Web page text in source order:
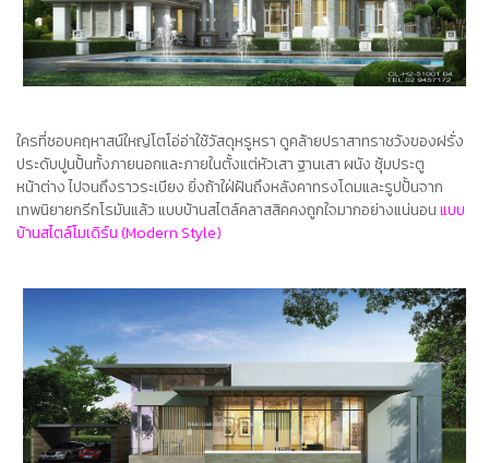
ใครที่ชอบคฤหาสน์ใหญ่โตโอ่อ่าใช้วัสดุหรูหรา ดูคล้ายปราสาทราชวังของฝรั่ง
ประดับปูนปั้นทั้งภายนอกและภายในตั้งแต่หัวเสา ฐานเสา ผนัง ซุ้มประตู
หน้าต่าง ไปจนถึงราวระเบียง ยิ่งถ้าใฝ่ฝันถึงหลังคาทรงโดมและรูปปั้นจาก
เทพนิยายกรีกโรมันแล้วแบบบ้านสไตล์คลาสสิคคงถูกใจมากอย่างแน่นอนแบบ
บ้านสไตล์โมเดิร์น (Modern Style)